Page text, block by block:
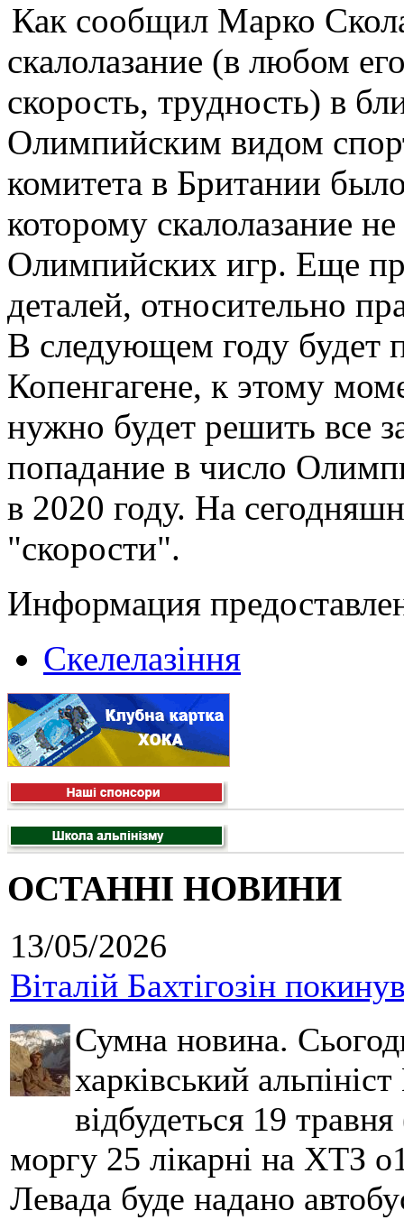
Как сообщил Марко
скалолазание (в любом
скорость, трудность) в
Олимпийским видом
комитета в Британии
которому скалолазание
Олимпийских игр. Еще
деталей, относительно
В следующем году будет
Копенгагене, к этому
нужно будет решить все
попадание в число
в 2020 году. На
"скорости".
Информация
Скелелазіння
ОСТАННІ НОВИНИ
13/05/2026
Віталій Бахтігозін
Сумна новина.
харківський
відбудеться 19
моргу 25 лікарні на ХТЗ
Левада буде надано